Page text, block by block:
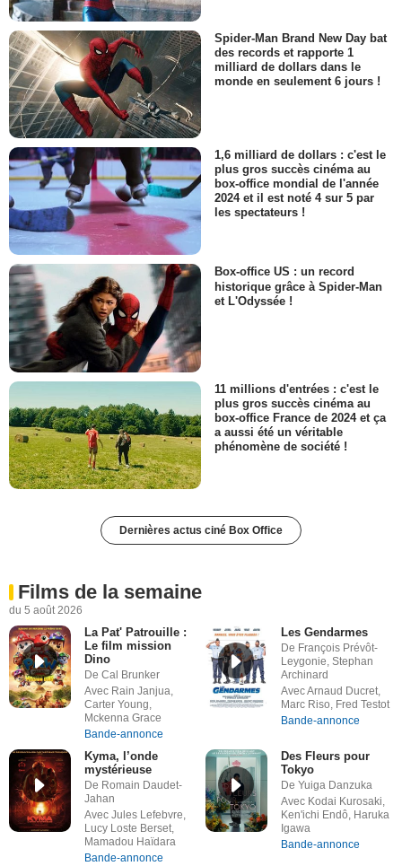
Spider-Man Brand New Day bat
des records et rapporte 1
milliard de dollars dans le
monde en seulement 6 jours !
1,6 milliard de dollars : c'est le
plus gros succès cinéma au
box-office mondial de l'année
2024 et il est noté 4 sur 5 par
les spectateurs !
Box-office US : un record
historique grâce à Spider-Man
et L'Odyssée !
11 millions d'entrées : c'est le
plus gros succès cinéma au
box-office France de 2024 et ça
a aussi été un véritable
phénomène de société !
Dernières actus ciné Box Office
Films de la semaine
du 5 août 2026
La Pat' Patrouille :
Le film mission
Dino
De Cal Brunker
Avec Rain Janjua,
Carter Young,
Mckenna Grace
Bande-annonce
Les Gendarmes
De François Prévôt-
Leygonie, Stephan
Archinard
Avec Arnaud Ducret,
Marc Riso, Fred Testot
Bande-annonce
Kyma, l’onde
mystérieuse
De Romain Daudet-
Jahan
Avec Jules Lefebvre,
Lucy Loste Berset,
Mamadou Haïdara
Bande-annonce
Des Fleurs pour
Tokyo
De Yuiga Danzuka
Avec Kodai Kurosaki,
Ken'ichi Endô, Haruka
Igawa
Bande-annonce